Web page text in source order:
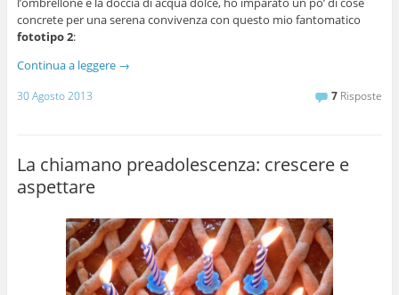
concrete per una serena convivenza con questo mio fantomatico
fototipo 2:
Continua a leggere →
30 Agosto 2013 7 Risposte
La chiamano preadolescenza: crescere e
aspettare